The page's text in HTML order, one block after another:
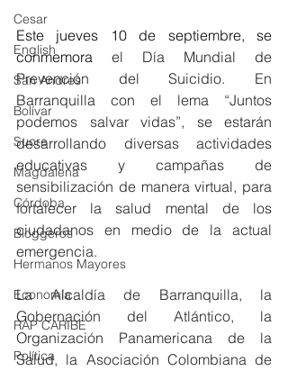
Cesar
English
San Andres
Bolívar
Sucre
Magdalena
Córdoba
Bloggeros
Hermanos Mayores
Economía
RAP CARIBE
Política
Este jueves 10 de septiembre, se
conmemora el Día Mundial de
Prevención del Suicidio. En
Barranquilla con el lema “Juntos
podemos salvar vidas”, se estarán
desarrollando diversas actividades
educativas y campañas de
sensibilización de manera virtual, para
fortalecer la salud mental de los
ciudadanos en medio de la actual
emergencia.
La Alcaldía de Barranquilla, la
Gobernación del Atlántico, la
Organización Panamericana de la
Salud, la Asociación Colombiana de